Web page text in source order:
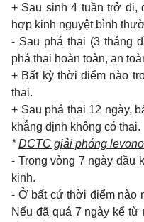
+ Sau sinh 4 tuần trở đi,
hợp kinh nguyệt bình
- Sau phá thai (3 tháng
phá thai hoàn toàn, an
+ Bất kỳ thời điểm nào
thai.
+ Sau phá thai 12 ngày,
khẳng định không có thai.
* DCTC giải phóng
- Trong vòng 7 ngày đầu
kinh.
- Ở bất cứ thời điểm nào
Nếu đã quá 7 ngày kể từ